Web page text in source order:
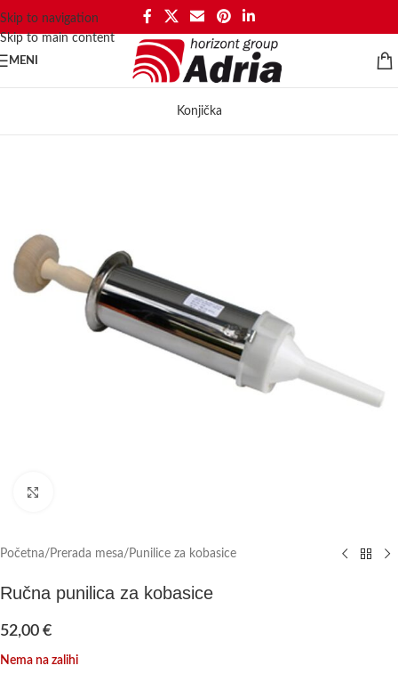
Skip to navigation
Skip to main content
MENI
Konjička
Početna/ Prerada mesa/ Punilice za kobasice
Ručna punilica za kobasice
52,00 €
Nema na zalihi